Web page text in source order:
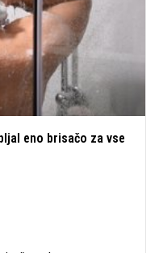
eno brisačo za vse